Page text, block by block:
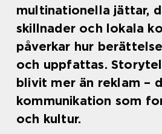
multinationella jättar,
skillnader och lokala
påverkar hur
och uppfattas.
blivit mer än reklam –
kommunikation som
och kultur.